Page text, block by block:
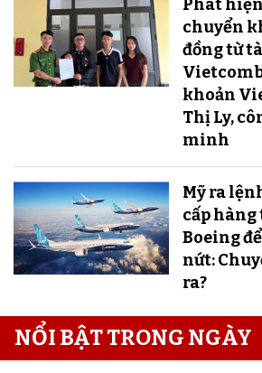
Phát
chuyển
đồng từ
khoản
Thị Ly,
minh
Mỹ ra
cấp hàng
Boeing
nứt:
ra?
NỔI BẬT TRONG NGÀY